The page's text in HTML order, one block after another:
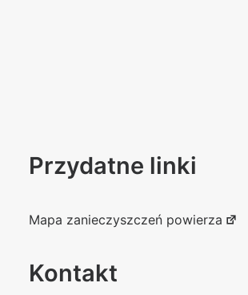
Przydatne linki
Mapa zanieczyszczeń powierza
Kontakt